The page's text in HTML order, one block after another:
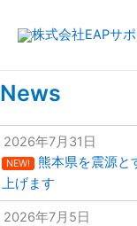
キ
プ
News
2026年7月31日
NEW!
熊本県を震源と
上げます
2026年7月5日